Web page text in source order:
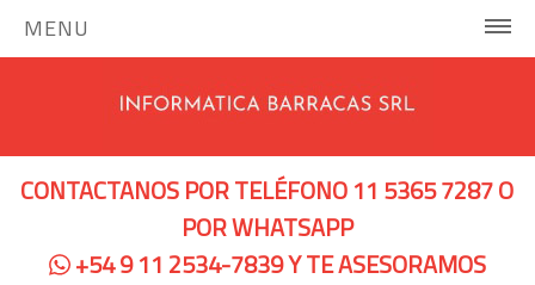
MENU
Notebooks Dell
CONTACTANOS POR TELÉFONO 11 5365 7287 O
POR WHATSAPP
+54 9 11 2534-7839 Y TE ASESORAMOS